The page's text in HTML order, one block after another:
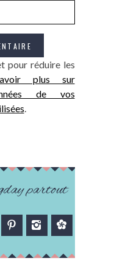
pour réduire les
plus sur
de vos
partout